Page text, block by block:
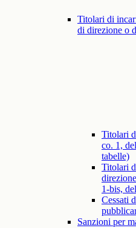
Titolari di
di direzione o
Titolari
co. 1,
tabelle)
Titolari
1-bis,
Cessati
Sanzioni per